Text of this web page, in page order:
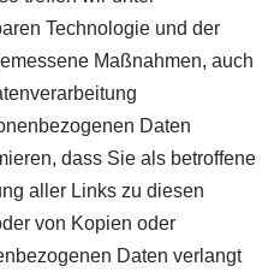
Technologie und der
Maßnahmen, auch
Daten
dass Sie als betroffene
aller Links zu diesen
von Kopien oder
Daten verlangt